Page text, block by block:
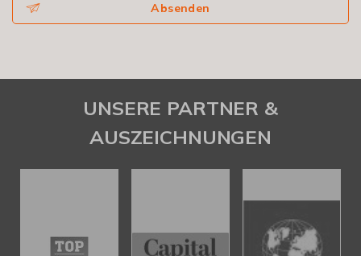
Absenden
UNSERE PARTNER &
AUSZEICHNUNGEN